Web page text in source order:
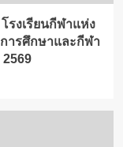
รงเรียนกีฬาแห่ง
ารศึกษาและกีฬา